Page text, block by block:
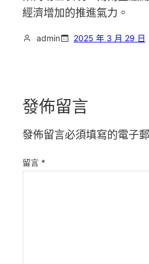
經濟增加的推進氣力。
admin 2025 年 3 月 29 日
發佈留言
發佈留言必須填寫的電子
留言 *